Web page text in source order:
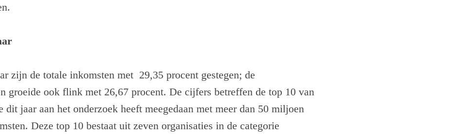
zijn de totale inkomsten met 29,35 procent gestegen; de
groeide ook flink met 26,67 procent. De cijfers betreffen de top 10 van
dit jaar aan het onderzoek heeft meegedaan met meer dan 50 miljoen
Deze top 10 bestaat uit zeven organisaties in de categorie